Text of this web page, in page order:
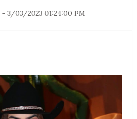
- 3/03/2023 01:24:00 PM